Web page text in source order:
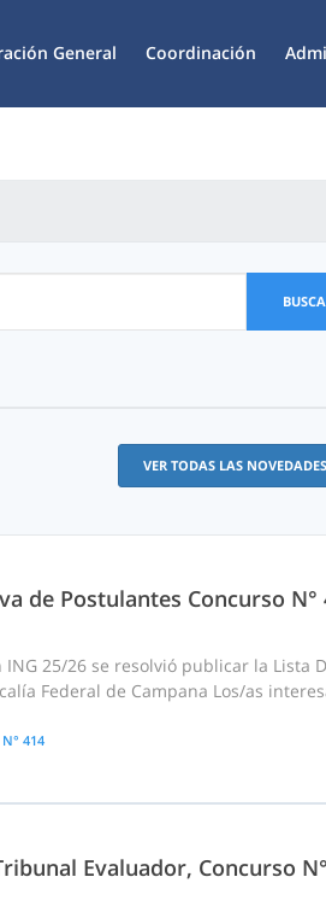
General Coordinación
VER TODAS LAS NOVEDADES
de Postulantes Concurso N°
25/26 se resolvió publicar la
Federal de Campana Los/as
N° 414
Evaluador, Concurso